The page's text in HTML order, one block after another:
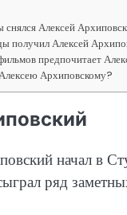
снялся Алексей
получил Алексей
предпочитает
Архиповскому?
начал в
ряд